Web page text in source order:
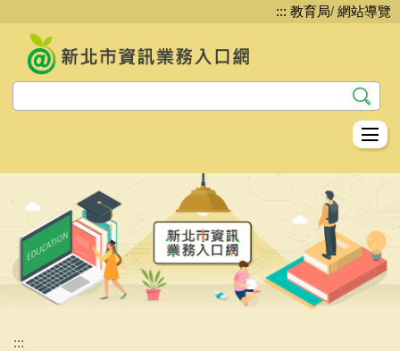
容
::: 教育局/ 網站導覽
資訊安全
網路管理
系統服務
平台服務
:::